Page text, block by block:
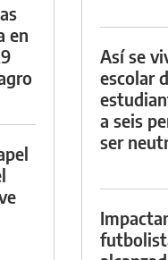
en
Así se
escolar
a seis
ser